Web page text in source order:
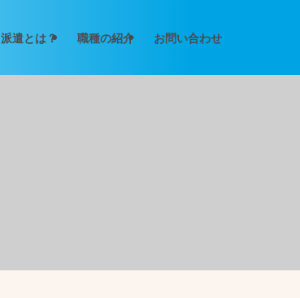
派遣とは？ 職種の紹介 お問い合わせ